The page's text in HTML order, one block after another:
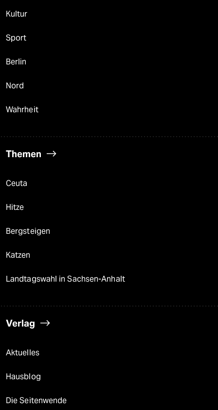
Kultur
Sport
Berlin
Nord
Wahrheit
Themen
Ceuta
Hitze
Bergsteigen
Katzen
Landtagswahl in Sachsen-Anhalt
Verlag
Aktuelles
Hausblog
Die Seitenwende